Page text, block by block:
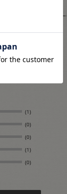
(1)
(0)
(0)
(1)
(0)